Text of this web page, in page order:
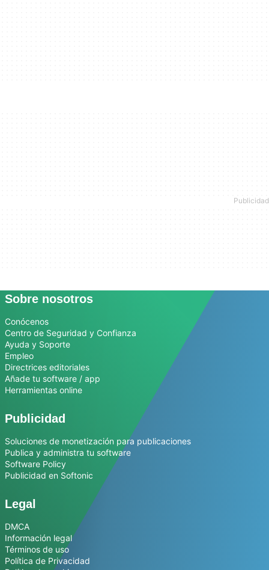
Sobre nosotros
Conócenos
Centro de Seguridad y Confianza
Ayuda y Soporte
Empleo
Directrices editoriales
Añade tu software / app
Herramientas online
Publicidad
Soluciones de monetización para publicaciones
Publica y administra tu software
Software Policy
Publicidad en Softonic
Legal
DMCA
Información legal
Términos de uso
Política de Privacidad